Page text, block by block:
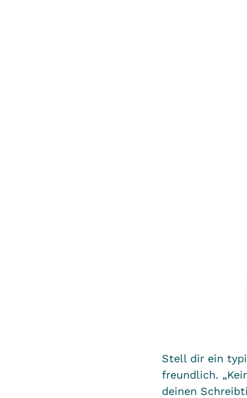
Stell dir ein
freundlich.
deinen